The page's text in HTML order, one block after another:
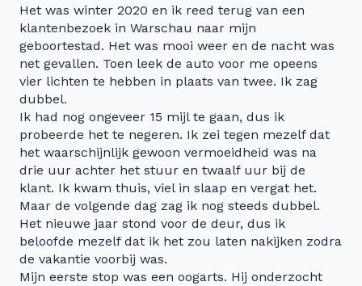
Het was winter 2020 en ik reed terug van een
klantenbezoek in Warschau naar mijn
geboortestad. Het was mooi weer en de nacht was
net gevallen. Toen leek de auto voor me opeens
vier lichten te hebben in plaats van twee. Ik zag
dubbel.
Ik had nog ongeveer 15 mijl te gaan, dus ik
probeerde het te negeren. Ik zei tegen mezelf dat
het waarschijnlijk gewoon vermoeidheid was na
drie uur achter het stuur en twaalf uur bij de
klant. Ik kwam thuis, viel in slaap en vergat het.
Maar de volgende dag zag ik nog steeds dubbel.
Het nieuwe jaar stond voor de deur, dus ik
beloofde mezelf dat ik het zou laten nakijken zodra
de vakantie voorbij was.
Mijn eerste stop was een oogarts. Hij onderzocht